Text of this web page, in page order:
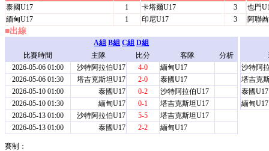
泰國U17
1
緬甸U17
1
卡塔爾U17
3
印尼U17
3
也門
阿聯
■出線
A組 B組 C組 D組
比賽時間
主隊 比分 客隊
分析
2026-05-06 01:00
沙特阿拉伯U17 4-0
緬甸U17
2026-05-06 01:30
塔吉克斯坦U17 2-0
泰國U17
2026-05-10 01:00
泰國U17 0-2
沙特阿拉伯U17
2026-05-10 01:30
緬甸U17 0-1
塔吉克斯坦U17
2026-05-13 01:00
沙特阿拉伯U17 5-5
塔吉克斯坦U17
2026-05-13 01:00
泰國U17 2-2 緬甸U17
沙特阿
塔吉克
泰國U17
緬甸U17
賽制：